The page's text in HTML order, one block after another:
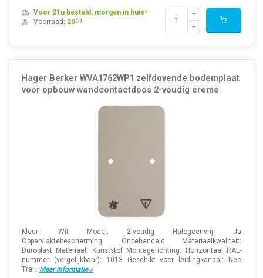
Voor 21u besteld, morgen in huis*
Voorraad: 20
Hager Berker WVA1762WP1 zelfdovende bodemplaat
voor opbouw wandcontactdoos 2-voudig creme
Kleur: Wit Model: 2-voudig Halogeenvrij: Ja
Oppervlaktebescherming: Onbehandeld Materiaalkwaliteit:
Duroplast Materiaal: Kunststof Montagerichting: Horizontaal RAL-
nummer (vergelijkbaar): 1013 Geschikt voor leidingkanaal: Nee
Tra... Meer informatie »